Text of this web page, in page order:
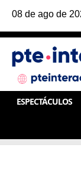
ESPECTÁCULOS